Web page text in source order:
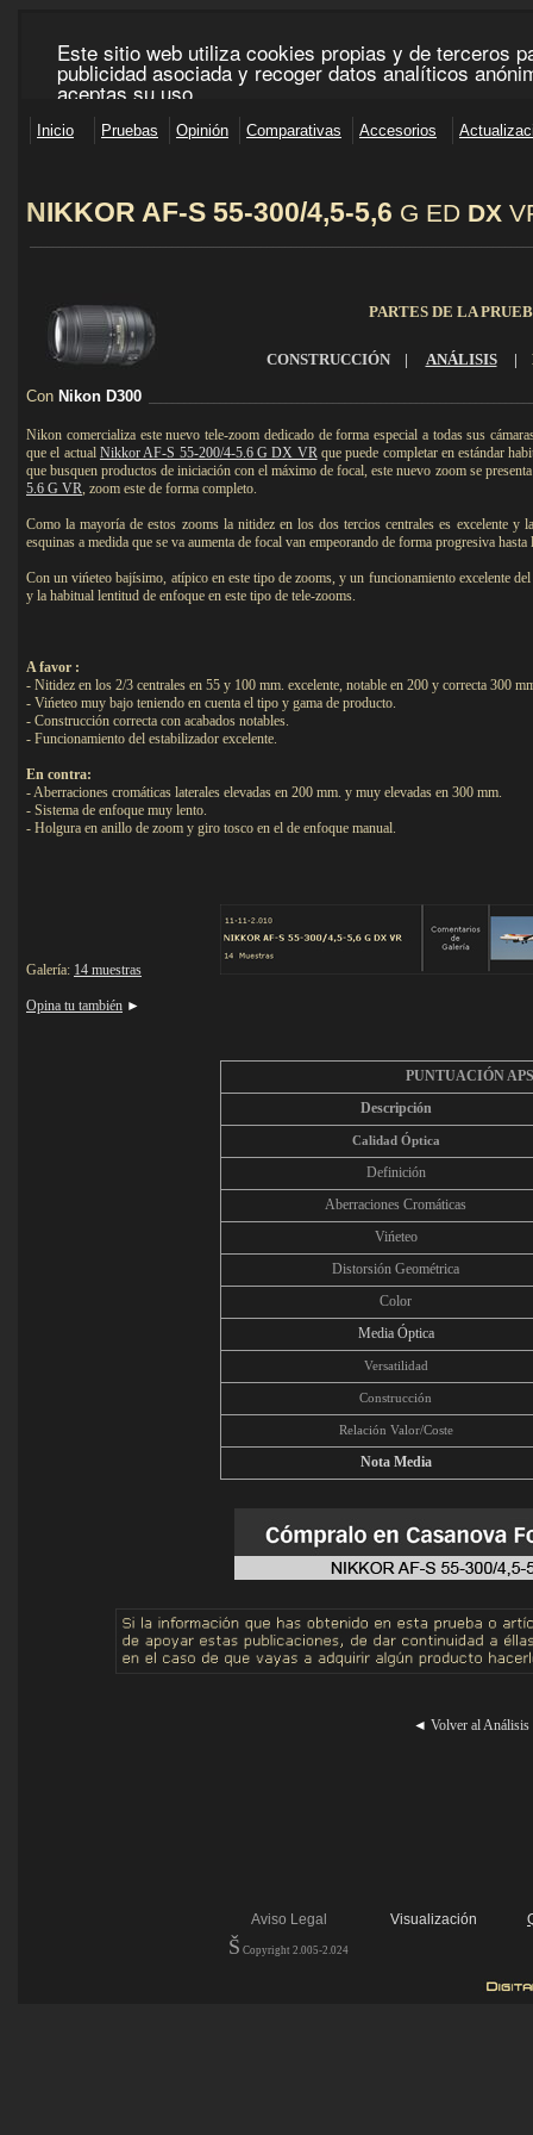
NIKKOR AF-S 55-300/4,5-5,6 G ED DX
PARTES DE LA
CONSTRUCCIÓN | ANÁLISIS |
Con Nikon D300
Nikon comercializa este nuevo tele-zoom dedicado de forma especial a todas sus
que el actual Nikkor AF-S 55-200/4-5.6 G DX VRque puede completar en estándar
que busquen productos de iniciación con el máximo de focal, este nuevo zoom se
5.6 G VR, zoom este de forma completo.
Como la mayoría de estos zooms la nitidez en los dos tercios centrales es excelente y
esquinas a medida que se va aumenta de focal van empeorando de forma progresiva
Con un vińeteo bajísimo, atípico en este tipo de zooms, y un funcionamiento excelente
y la habitual lentitud de enfoque en este tipo de tele-zooms.
A favor :
- Nitidez en los 2/3 centrales en 55 y 100 mm. excelente, notable en 200 y correcta 300
- Vińeteo muy bajo teniendo en cuenta el tipo y gama de producto.
- Construcción correcta con acabados notables.
- Funcionamiento del estabilizador excelente.
En contra:
- Aberraciones cromáticas laterales elevadas en 200 mm. y muy elevadas en 300 mm.
- Sistema de enfoque muy lento.
- Holgura en anillo de zoom y giro tosco en el de enfoque manual.
Galería: 14 muestras
Opina tu también ►
PUNTUACIÓN
Descripción
Calidad Óptica
Definición
Aberraciones Cromáticas
Vińeteo
Distorsión Geométrica
Color
Media Óptica
Versatilidad
Construcción
Relación Valor/Coste
Nota Media
◄ Volver al Análisis